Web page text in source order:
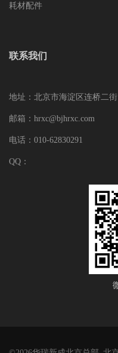
耗材配件
联系我们
地址：北京市海淀区连桥二
邮箱：hrxc@bjhrxc.com
电话：010-62830291
QQ：